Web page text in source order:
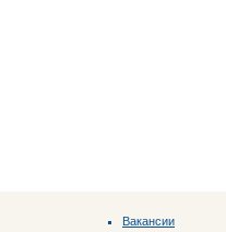
Вакансии